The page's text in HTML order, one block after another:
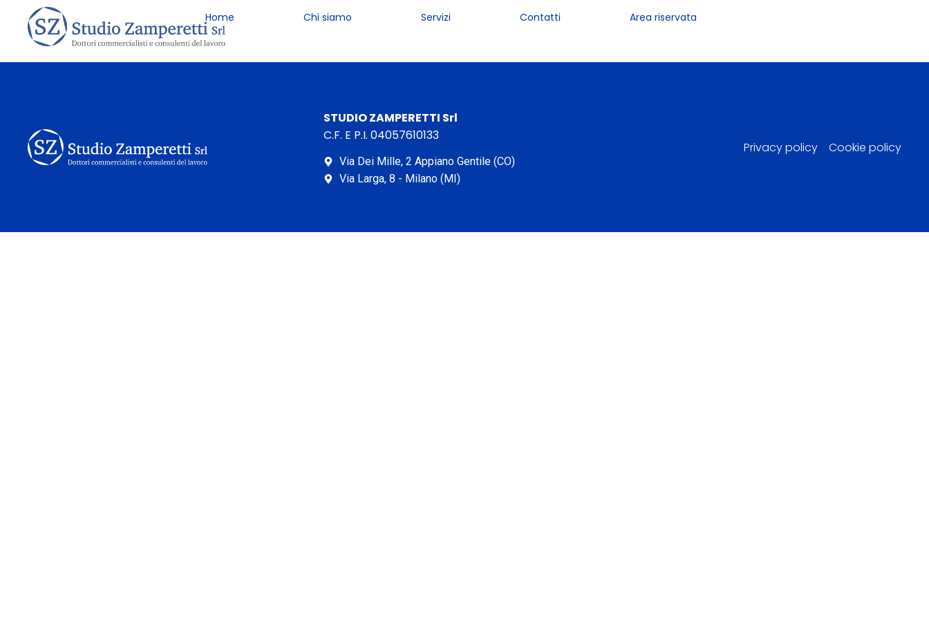
Home Chi siamo Servizi Contatti Area riservata
STUDIO ZAMPERETTI Srl
C.F. E P.I. 04057610133
Via Dei Mille, 2 Appiano Gentile (CO)
Via Larga, 8 - Milano (MI)
Privacy policy Cookie policy